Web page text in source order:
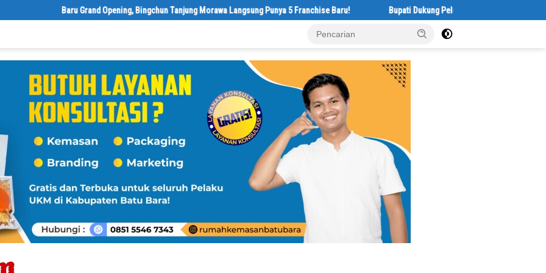
‎Baru Grand Opening, Bingchun Tanjung Morawa Langsung Punya 5 Franchise Baru! Bupati Dukung Pelestarian Budaya Melayu Melalui